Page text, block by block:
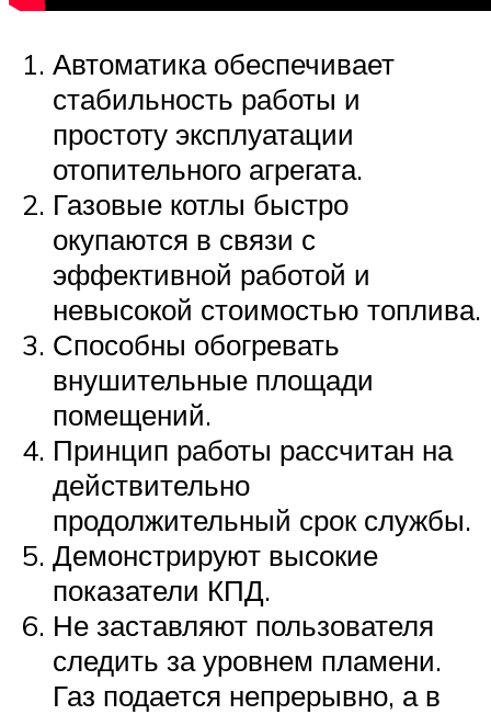
Автоматика обеспечивает
стабильность работы и
простоту эксплуатации
отопительного агрегата.
Газовые котлы быстро
окупаются в связи с
эффективной работой и
невысокой стоимостью топлива.
Способны обогревать
внушительные площади
помещений.
Принцип работы рассчитан на
действительно
продолжительный срок службы.
Демонстрируют высокие
показатели КПД.
Не заставляют пользователя
следить за уровнем пламени.
Газ подается непрерывно, а в